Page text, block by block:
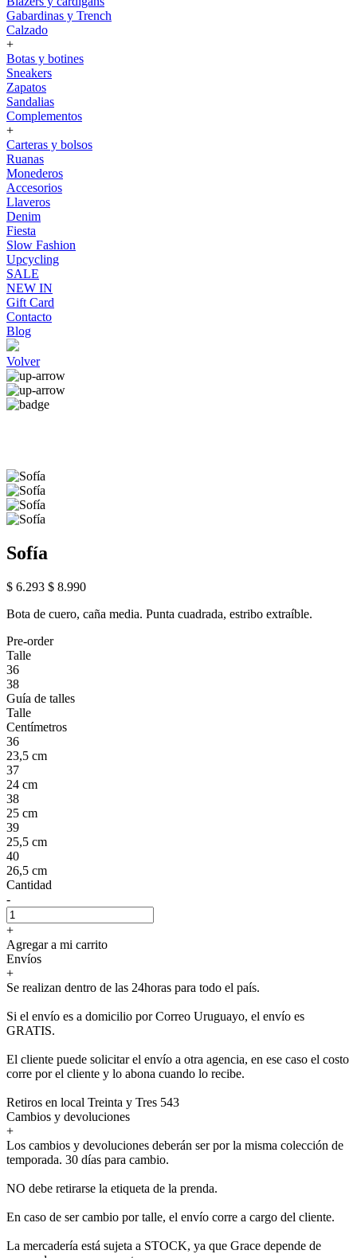
Gabardinas y Trench
Calzado
+
Botas y botines
Sneakers
Zapatos
Sandalias
Complementos
+
Carteras y bolsos
Ruanas
Monederos
Accesorios
Llaveros
Denim
Fiesta
Slow Fashion
Upcycling
SALE
NEW IN
Gift Card
Contacto
Blog
Volver
Sofía
$ 6.293 $ 8.990
Bota de cuero, caña media. Punta cuadrada, estribo extraíble.
Pre-order
Talle
36
38
Guía de talles
Talle
Centímetros
36
23,5 cm
37
24 cm
38
25 cm
39
25,5 cm
40
26,5 cm
Cantidad
-
+
Agregar a mi carrito
Envíos
+
Se realizan dentro de las 24horas para todo el país.
Si el envío es a domicilio por Correo Uruguayo, el envío es
GRATIS.
El cliente puede solicitar el envío a otra agencia, en ese caso el costo
corre por el cliente y lo abona cuando lo recibe.
Retiros en local Treinta y Tres 543
Cambios y devoluciones
+
Los cambios y devoluciones deberán ser por la misma colección de
temporada. 30 días para cambio.
NO debe retirarse la etiqueta de la prenda.
En caso de ser cambio por talle, el envío corre a cargo del cliente.
La mercadería está sujeta a STOCK, ya que Grace depende de